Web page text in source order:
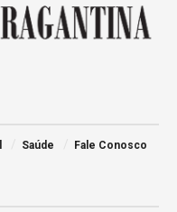
Saúde Fale Conosco